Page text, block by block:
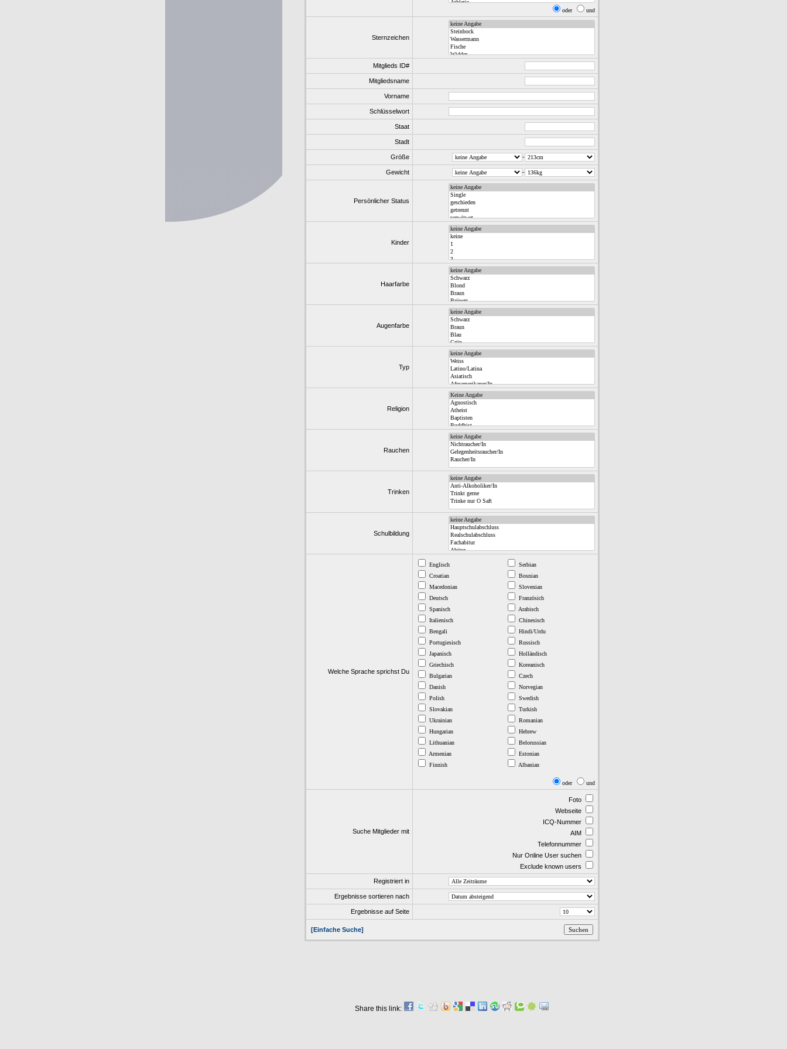
oder und
Sternzeichen
Mitglieds ID#
Mitgliedsname
Vorname
Schlüsselwort
Staat
Stadt
Größe -
Gewicht -
Persönlicher Status
Kinder
Haarfarbe
Augenfarbe
Typ
Religion
Rauchen
Trinken
Schulbildung
Welche Sprache sprichst Du
Englisch
Serbian
Croatian
Bosnian
Macedonian
Slovenian
Deutsch
Französich
Spanisch
Arabisch
Italienisch
Chinesisch
Bengali
Hindi/Urdu
Portugiesisch
Russisch
Japanisch
Holländisch
Griechisch
Koreanisch
Bulgarian
Czech
Danish
Norvegian
Polish
Swedish
Slovakian
Turkish
Ukrainian
Romanian
Hungarian
Hebrew
Lithuanian
Belorussian
Armenian
Estonian
Finnish
Albanian
oder und
Suche Mitglieder mit
Foto
Webseite
ICQ-Nummer
AIM
Telefonnummer
Nur Online User suchen
Exclude known users
Registriert in
Ergebnisse sortieren nach
Ergebnisse auf Seite
[Einfache Suche]
Share this link: